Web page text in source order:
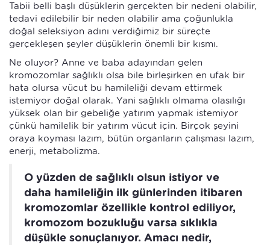
Tabii belli başlı düşüklerin gerçekten bir nedeni olabilir,
tedavi edilebilir bir neden olabilir ama çoğunlukla
doğal seleksiyon adını verdiğimiz bir süreçte
gerçekleşen şeyler düşüklerin önemli bir kısmı.
Ne oluyor? Anne ve baba adayından gelen
kromozomlar sağlıklı olsa bile birleşirken en ufak bir
hata olursa vücut bu hamileliği devam ettirmek
istemiyor doğal olarak. Yani sağlıklı olmama olasılığı
yüksek olan bir gebeliğe yatırım yapmak istemiyor
çünkü hamilelik bir yatırım vücut için. Birçok şeyini
oraya koyması lazım, bütün organların çalışması lazım,
enerji, metabolizma.
O yüzden de sağlıklı olsun istiyor ve
daha hamileliğin ilk günlerinden itibaren
kromozomlar özellikle kontrol ediliyor,
kromozom bozukluğu varsa sıklıkla
düşükle sonuçlanıyor. Amacı nedir,